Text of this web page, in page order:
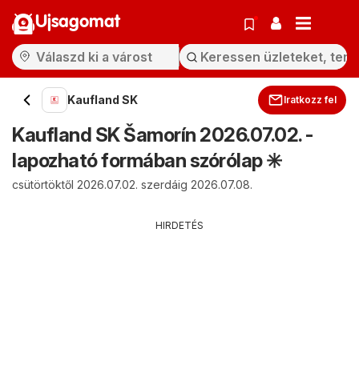
Ujsagomat
Kaufland SK Iratkozz fel
Kaufland SK Šamorín 2026.07.02. -
lapozható formában szórólap ✳️
csütörtöktől 2026.07.02. szerdáig 2026.07.08.
HIRDETÉS